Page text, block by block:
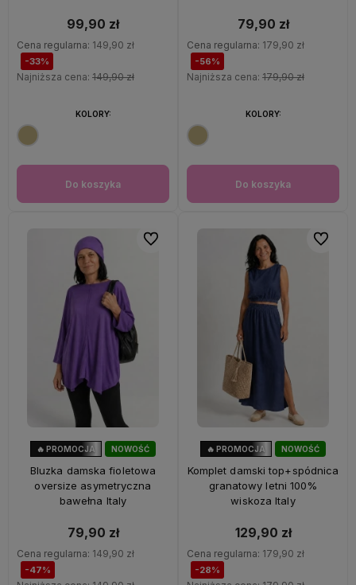
99,90 zł
Cena regularna: 149,90 zł
-33%
Najniższa cena: 149,90 zł
Do koszyka
KOLORY:
79,90 zł
Cena regularna: 179,90 zł
-56%
Najniższa cena: 179,90 zł
Do koszyka
KOLORY:
NOWOŚĆ
🔥 PROMOCJA
Bluzka damska fioletowa
oversize asymetryczna
bawełna Italy
79,90 zł
Cena regularna: 149,90 zł
-47%
Do ulubionych
NOWOŚĆ
🔥 PROMOCJA
Komplet damski top+spódnica
granatowy letni 100%
wiskoza Italy
129,90 zł
Cena regularna: 179,90 zł
-28%
Do